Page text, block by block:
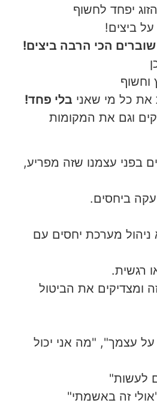
יפחד לחשוף
על ביצים!
הכי הרבה ביצים!
וחשוף
את כל מי שאני בלי פחד!
וגם את המקומות
בפני עצמנו שזה מפריע,
ביחסים.
ניהול מערכת יחסים עם
רגשית.
ומצדיקים את הביטול
עצמך", "מה אני יכול
לעשות"
זה באשמתי"